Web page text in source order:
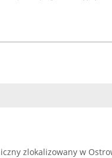
zlokalizowany w